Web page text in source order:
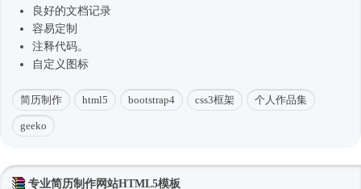
良好的文档记录
容易定制
注释代码。
自定义图标
简历制作 html5 bootstrap4 css3框架 个人作品集
geeko
专业简历制作网站HTML5模板